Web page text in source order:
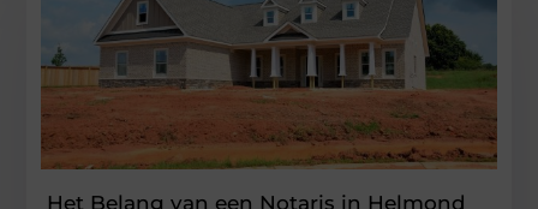
Het Belang van een Notaris in Helmond